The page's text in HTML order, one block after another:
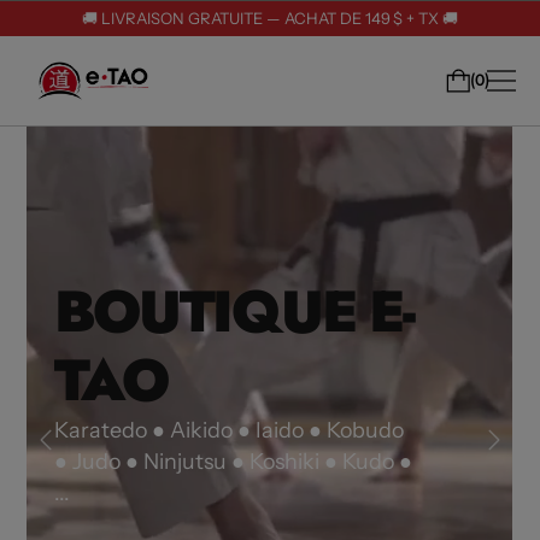
🚚 LIVRAISON GRATUITE — ACHAT DE 149 $ + TX 🚚
0
BOUTIQUE E-
TAO
Karatedo ● Aikido ● Iaido ● Kobudo
BOUTIQUE E-
TAO
Karatedo ● Aikido ● Iaido ● Kobudo
● Judo ● Ninjutsu ● Koshiki ● Kudo ●
...
BOUTIQUE E-
TAO
Karatedo ● Aikido ● Iaido ● Kobudo